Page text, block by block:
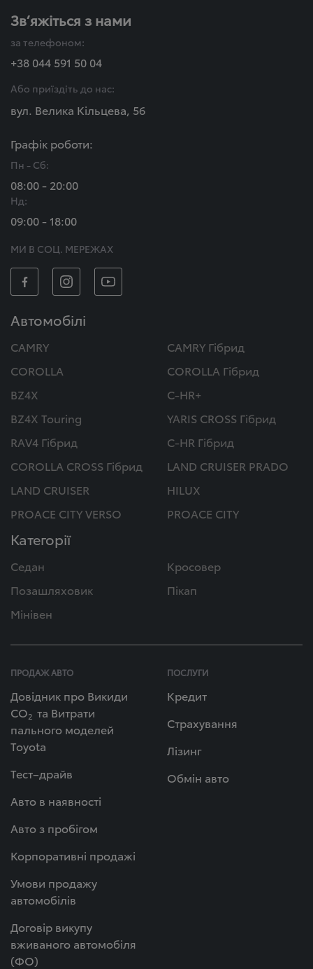
Зв’яжіться з нами
за телефоном:
+38 044 591 50 04
Або приїздіть до нас:
вул. Велика Кільцева, 56
Графік роботи:
Пн - Сб:
08:00 - 20:00
Нд:
09:00 - 18:00
МИ В СОЦ. МЕРЕЖАХ
Автомобілі
CAMRY
CAMRY Гібрид
COROLLA
COROLLA Гібрид
BZ4X
C-HR+
BZ4X Touring
YARIS CROSS Гібрид
RAV4 Гібрид
C-HR Гібрид
COROLLA CROSS Гібрид
LAND CRUISER PRADO
LAND CRUISER
HILUX
PROACE CITY VERSO
PROACE CITY
Категорії
Седан
Кросовер
Позашляховик
Пікап
Мінівен
ПРОДАЖ АВТО
Довідник про Викиди
СО2 та Витрати
пального моделей
Toyota
Тест–драйв
Авто в наявності
Авто з пробігом
Корпоративні продажі
Умови продажу
автомобілів
Договір викупу
вживаного автомобіля
(ФО)
ПОСЛУГИ
Кредит
Страхування
Лізинг
Обмін авто